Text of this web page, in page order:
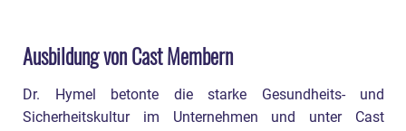
Ausbildung von Cast Membern
Dr. Hymel betonte die starke Gesundheits- und
Sicherheitskultur im Unternehmen und unter Cast